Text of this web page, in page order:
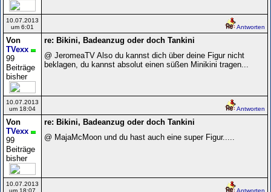
10.07.2013
um 6:01
Antworten
Von
TVexx
99
Beiträge
bisher
re: Bikini, Badeanzug oder doch Tankini
@ JeromeaTV Also du kannst dich über deine Figur nicht
beklagen, du kannst absolut einen süßen Minikini tragen...
10.07.2013
um 18:04
Antworten
Von
TVexx
99
Beiträge
bisher
re: Bikini, Badeanzug oder doch Tankini
@ MajaMcMoon und du hast auch eine super Figur.....
10.07.2013
um 18:07
Antworten